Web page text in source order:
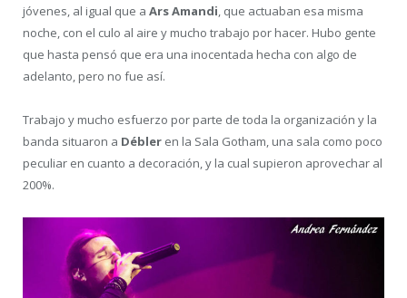
jóvenes, al igual que a Ars Amandi, que actuaban esa misma
noche, con el culo al aire y mucho trabajo por hacer. Hubo gente
que hasta pensó que era una inocentada hecha con algo de
adelanto, pero no fue así.
Trabajo y mucho esfuerzo por parte de toda la organización y la
banda situaron a Débler en la Sala Gotham, una sala como poco
peculiar en cuanto a decoración, y la cual supieron aprovechar al
200%.